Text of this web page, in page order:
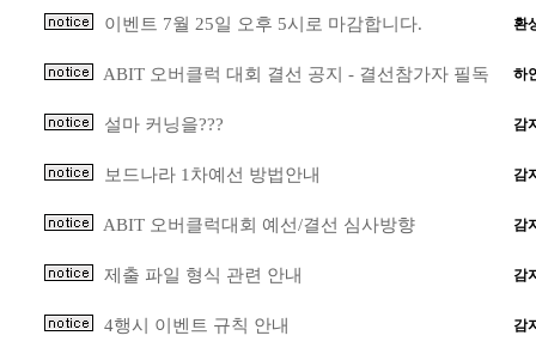
이벤트 7월 25일 오후 5시로 마감합니다. 환
ABIT 오버클럭 대회 결선 공지 - 결선참가자 필독 하
설마 커닝을??? 감
보드나라 1차예선 방법안내 감
ABIT 오버클럭대회 예선/결선 심사방향 감
제출 파일 형식 관련 안내 감
4행시 이벤트 규칙 안내 감